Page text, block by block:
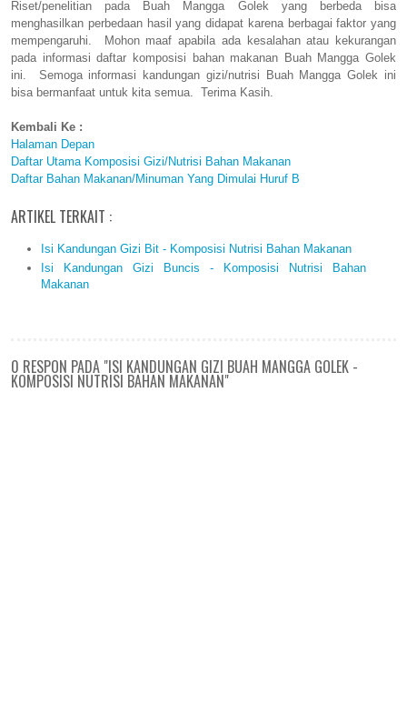
Riset/penelitian pada Buah Mangga Golek yang berbeda bisa
menghasilkan perbedaan hasil yang didapat karena berbagai faktor yang
mempengaruhi. Mohon maaf apabila ada kesalahan atau kekurangan
pada informasi daftar komposisi bahan makanan Buah Mangga Golek
ini. Semoga informasi kandungan gizi/nutrisi Buah Mangga Golek ini
bisa bermanfaat untuk kita semua. Terima Kasih.
Kembali Ke :
Halaman Depan
Daftar Utama Komposisi Gizi/Nutrisi Bahan Makanan
Daftar Bahan Makanan/Minuman Yang Dimulai Huruf B
ARTIKEL TERKAIT :
Isi Kandungan Gizi Bit - Komposisi Nutrisi Bahan Makanan
Isi Kandungan Gizi Buncis - Komposisi Nutrisi Bahan
Makanan
0 RESPON PADA "ISI KANDUNGAN GIZI BUAH MANGGA GOLEK -
KOMPOSISI NUTRISI BAHAN MAKANAN"